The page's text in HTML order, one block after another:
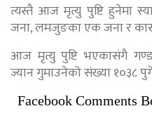
त्यस्तै आज मृत्यु पुष्टि हुनेमा
जना, लमजुङका एक जना र
आज मृत्यु पुष्टि भएकासंगै
ज्यान गुमाउनेको संख्या १०३८
Facebook Comments